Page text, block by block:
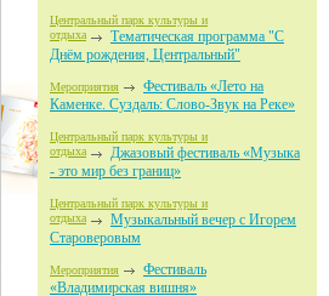
Центральный парк культуры и
отдыха
Тематическая программа "С
Днём рождения, Центральный"
Мероприятия
Фестиваль «Лето на
Каменке. Суздаль: Слово-Звук на Реке»
Центральный парк культуры и
отдыха
Джазовый фестиваль «Музыка
- это мир без границ»
Центральный парк культуры и
отдыха
Музыкальный вечер с Игорем
Староверовым
Мероприятия
Фестиваль
«Владимирская вишня»